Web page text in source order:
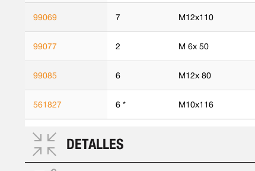
99069 7 M12x110
99077 2 M 6x 50
99085 6 M12x 80
561827 6 * M10x116
DETALLES